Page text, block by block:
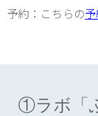
予約：こちらの
①ラボ「